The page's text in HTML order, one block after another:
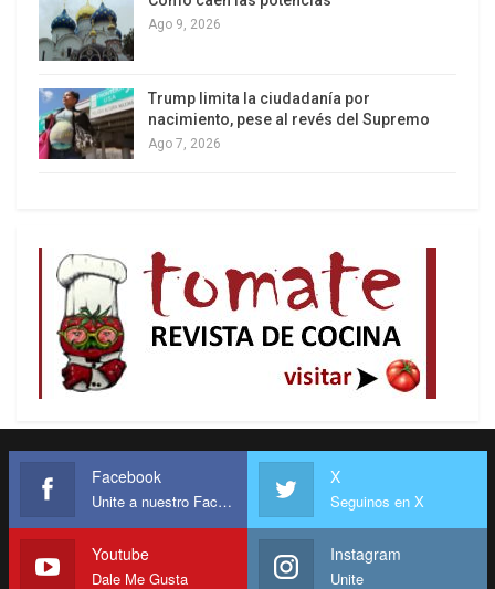
Los latinos le van dando la espalda a Trump
Ago 9, 2026
Trump limita la ciudadanía por
nacimiento, pese al revés del Supremo
Ago 7, 2026
Facebook
Unite a nuestro Facebook
X
Seguinos en X
Youtube
Dale Me Gusta
Instagram
Unite